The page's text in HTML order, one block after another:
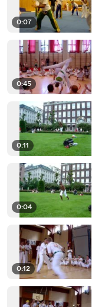
0:07
0:45
0:11
0:04
0:12